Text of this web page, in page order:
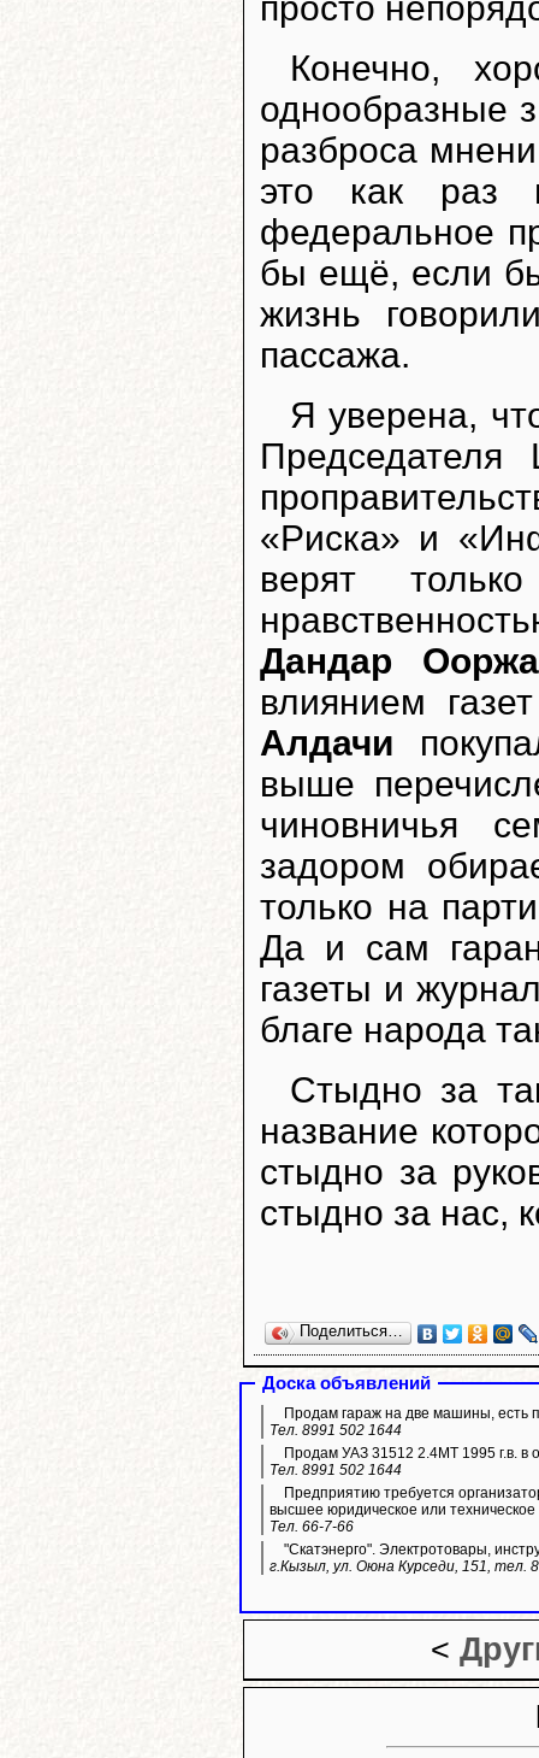
просто
Конечно,
однообразные
разброса
это как раз
федеральное
бы ещё, если
жизнь
пассажа.
Я уверена,
«Риска» и
верят
Дандар
влиянием
Алдачи
выше
чиновничья
задором
только на
Да и сам
газеты и
благе народа
Стыдно за
название
стыдно за
стыдно за нас,
Поделиться…
Доска объявлений
Продам гараж на две машины, есть
Тел. 8991 502 1644
Продам УАЗ 31512 2.4МТ 1995 г.в. в
Тел. 8991 502 1644
Предприятию требуется
высшее юридическое или
Тел. 66-7-66
"Скатэнерго". Электротовары,
г.Кызыл, ул. Оюна Курседи, 151, тел.
<